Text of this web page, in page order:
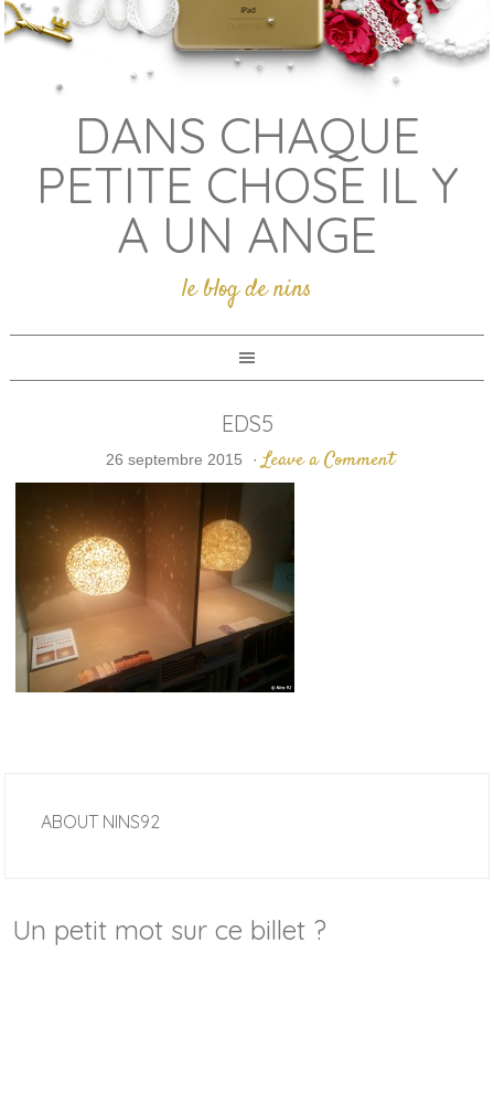
DANS CHAQUE
PETITE CHOSE IL Y
A UN ANGE
le blog de nins
EDS5
26 septembre 2015 · Leave a Comment
ABOUT NINS92
Un petit mot sur ce billet ?